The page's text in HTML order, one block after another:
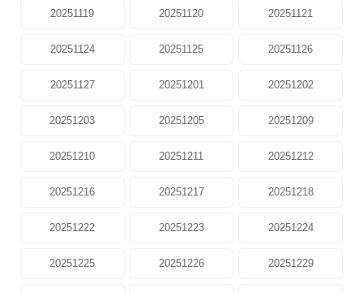
20251119 20251120 20251121
20251124 20251125 20251126
20251127 20251201 20251202
20251203 20251205 20251209
20251210 20251211 20251212
20251216 20251217 20251218
20251222 20251223 20251224
20251225 20251226 20251229